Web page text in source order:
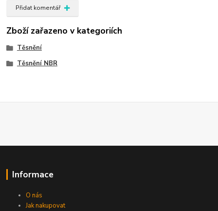
Přidat komentář
Zboží zařazeno v kategoriích
Těsnění
Těsnění NBR
Informace
O nás
Jak nakupovat